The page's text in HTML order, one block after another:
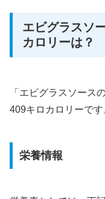
エビグラスソ
カロリーは？
「エビグラスソース
409キロカロリーです
栄養情報